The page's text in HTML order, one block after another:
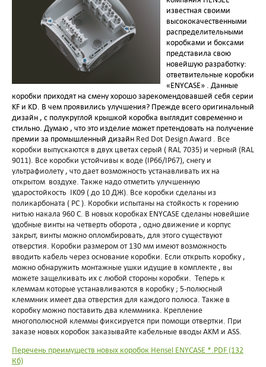
известная своими
высококачественными
распределительными
коробками и боксами
представила свою
новейшую разработку:
ответвительные коробки
«ENYCASE» . Данные
коробки приходят на смену хорошо зарекомендовавшей себя серии
KF и KD. В чем проявились улучшения? Прежде всего оригинальный
дизайн , с полукруглой крышкой коробка выглядит современно и
стильно. Думаю , что это изделие может претендовать на получение
премии за промышленный дизайн Red Dot Design Award . Все
коробки выпускаются в двух цветах серый ( RAL 7035) и черный (RAL
9011). Все коробки устойчивы к воде (IP66/IP67), снегу и
ультрафиолету , что дает возможность устанавливать их на
открытом воздухе. Также надо отметить улучшенную
ударостойкость IK09 ( до 10 ДЖ). Все коробки сделаны из
поликарбоната ( РС ). Коробки испытаны на стойкость к горению
нитью накала 960 С. В новых коробках ENYCASE сделаны новейшие
удобные винты на четверть оборота , одно движение и корпус
закрыт, винты можно опломбировать, для этого существуют
отверстия. Коробки размером от 130 мм имеют возможность
вводить кабель через основание коробки. Если открыть коробку ,
можно обнаружить монтажные ушки идущие в комплекте , вы
можете защелкивать их с любой стороны коробки. Теперь к
клеммам которые устанавливаются в коробку ; 5-полюсный
клеммник имеет два отверстия для каждого полюса. Также в
коробку можно поставить два клеммника. Крепление
многополюсной клеммы фиксируется при помощи отвертки. При
заказе новых коробок заказывайте кабельные вводы AKM и ASS.
Перечень преимуществ новых коробок Hensel ENYCASE *.PDF (132
Кб)